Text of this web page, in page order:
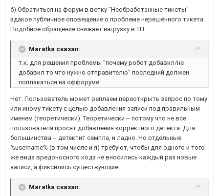
б) Обратиться на форум в ветку "Необработанные тикеты" --
эдакое публичное оповещение о проблеме нерешённого тикета.
Подобное обращение снижает нагрузку в ТП.
Maratka сказал:
т.к. для решения проблемы "почему робот добавил/не
добавил то что нужно отправителю" последний должен
поплакаться на оффоруме.
Нет. Пользователь может реплаем переоткрыть запрос по тому
или иному тикету с целью добавления записи под правильным
именем (теоретически). Теоретически -- потому что не все
пользователя просят добавления корректного детекта. Для
большинства -- детектит семпла, и ладно. Но отдельные
%username% (в том числе и я) требуют, чтобы для одного и того
же вида вредоносного кода не вносились каждый раз новые
записи, а фиксились существующие.
Maratka сказал: